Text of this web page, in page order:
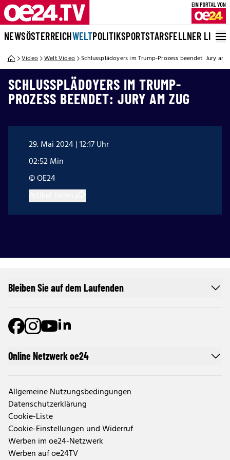
NEWSÖSTERREICHWELTPOLITIKSPORTSTARSFELLNER LIVE
Video Welt Video Schlussplädoyers im Trump-Prozess beendet: Jury am
SCHLUSSPLÄDOYERS IM TRUMP-
PROZESS BEENDET: JURY AM ZUG
29. Mai 2024 | 12:17 Uhr
02:52 Min
© OE24
Online Netzwerk oe24
Allgemeine Nutzungsbedingungen
Datenschutzerklärung
Cookie-Liste
Cookie-Einstellungen und Widerruf
Werben im oe24-Netzwerk
Werben auf oe24TV
Bleiben Sie auf dem Laufenden